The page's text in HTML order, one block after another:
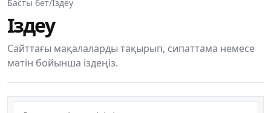
Басты бет/Іздеу
Іздеу
Сайттағы мақалаларды тақырып, сипаттама немесе
мәтін бойынша іздеңіз.